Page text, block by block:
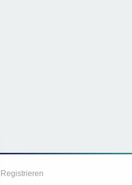
Registrieren